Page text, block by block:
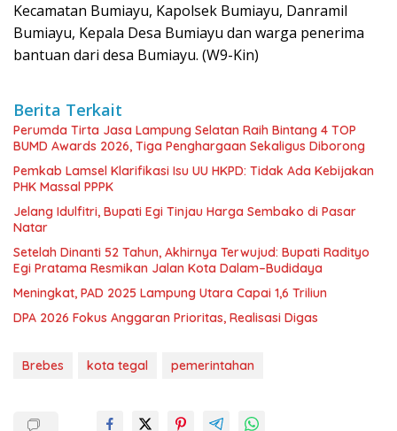
Kecamatan Bumiayu, Kapolsek Bumiayu, Danramil
Bumiayu, Kepala Desa Bumiayu dan warga penerima
bantuan dari desa Bumiayu. (W9-Kin)
Berita Terkait
Perumda Tirta Jasa Lampung Selatan Raih Bintang 4 TOP
BUMD Awards 2026, Tiga Penghargaan Sekaligus Diborong
Pemkab Lamsel Klarifikasi Isu UU HKPD: Tidak Ada Kebijakan
PHK Massal PPPK
Jelang Idulfitri, Bupati Egi Tinjau Harga Sembako di Pasar
Natar
Setelah Dinanti 52 Tahun, Akhirnya Terwujud: Bupati Radityo
Egi Pratama Resmikan Jalan Kota Dalam–Budidaya
Meningkat, PAD 2025 Lampung Utara Capai 1,6 Triliun
DPA 2026 Fokus Anggaran Prioritas, Realisasi Digas
Brebes kota tegal pemerintahan